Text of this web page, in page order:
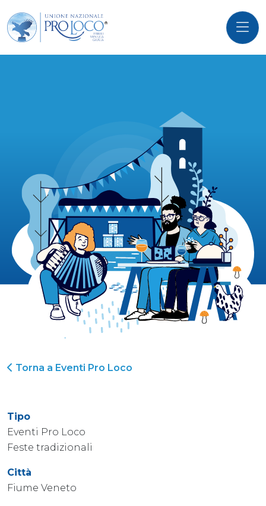
Torna a Eventi Pro Loco
Tipo
Eventi Pro Loco
Feste tradizionali
Città
Fiume Veneto